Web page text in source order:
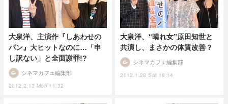
大泉洋、主演作『しあわせの
パン』大ヒットなのに…「申
し訳ない」と全面謝罪!?
2012.2.13 Mon 11:32
シネマカフェ編集部
大泉洋、“晴れ女”原田知世と
共演し、まさかの体質改善？
2012.1.28 Sat 18:14
シネマカフェ編集部